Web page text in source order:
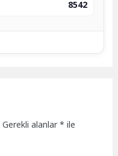
8542
Gerekli alanlar* ile